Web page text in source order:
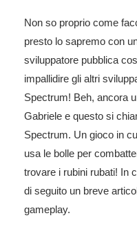
Non so proprio come
presto lo sapremo con
sviluppatore pubblica
impallidire gli altri
Spectrum! Beh, ancora
Gabriele e questo si
Spectrum. Un gioco in
usa le bolle per
trovare i rubini rubati! In
di seguito un breve
gameplay.